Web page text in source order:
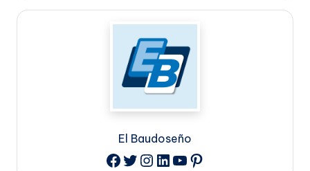
El Baudoseño
Facebook
Twitter
Instagram
LinkedIn
YouTube
Pinterest